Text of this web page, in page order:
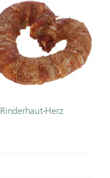
Rinderhaut-Herz